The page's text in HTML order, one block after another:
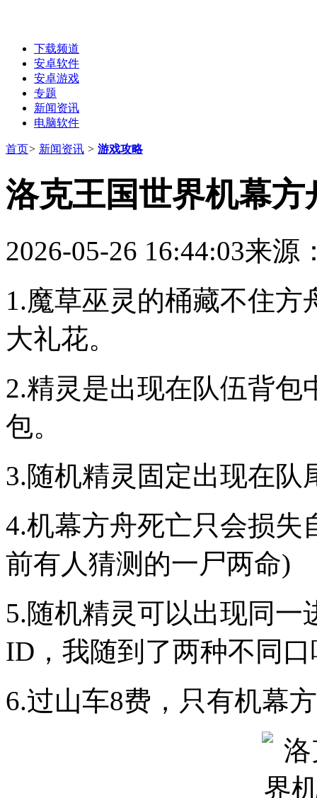
下载频道
安卓软件
安卓游戏
专题
新闻资讯
电脑软件
首页> 新闻资讯 > 游戏攻略
洛克王国世界机幕方
2026-05-26 16:44:03来源
1.魔草巫灵的桶藏不住
大礼花。
2.精灵是出现在队伍背包
包。
3.随机精灵固定出现在队
4.机幕方舟死亡只会损失
前有人猜测的一尸两命)
5.随机精灵可以出现同
ID，我随到了两种不同
6.过山车8费，只有机幕